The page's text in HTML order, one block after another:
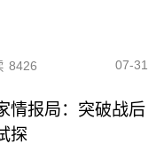
8426 07-31
情报局：突破战后
探